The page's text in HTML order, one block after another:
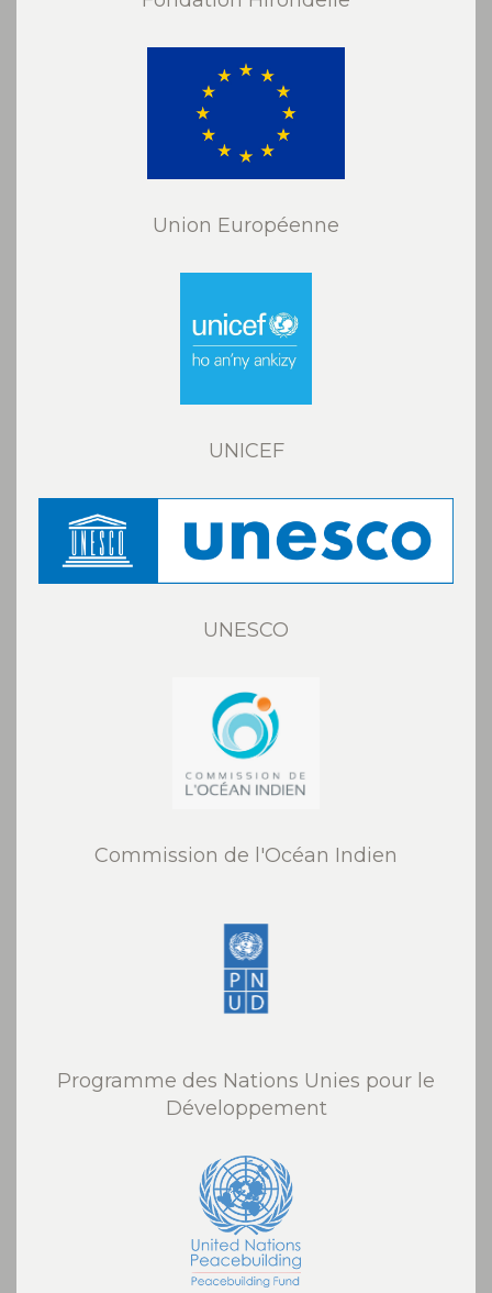
Union Européenne
UNICEF
UNESCO
Commission de l'Océan Indien
Programme des Nations Unies pour le
Développement